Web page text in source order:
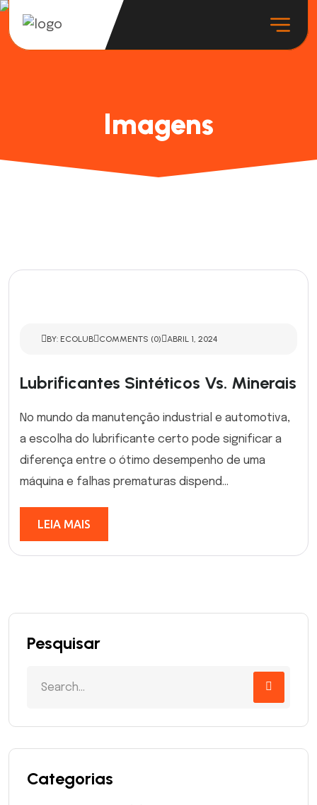
Imagens
BY: ECOLUB COMMENTS (0) ABRIL 1, 2024
Lubrificantes Sintéticos Vs. Minerais
No mundo da manutenção industrial e automotiva,
a escolha do lubrificante certo pode significar a
diferença entre o ótimo desempenho de uma
máquina e falhas prematuras dispend...
LEIA MAIS
Pesquisar
Categorias